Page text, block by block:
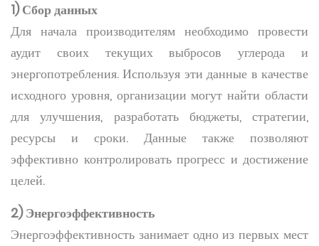
1) Сбор данных
Для начала производителям необходимо провести
аудит своих текущих выбросов углерода и
энергопотребления. Используя эти данные в качестве
исходного уровня, организации могут найти области
для улучшения, разработать бюджеты, стратегии,
ресурсы и сроки. Данные также позволяют
эффективно контролировать прогресс и достижение
целей.
2) Энергоэффективность
Энергоэффективность занимает одно из первых мест